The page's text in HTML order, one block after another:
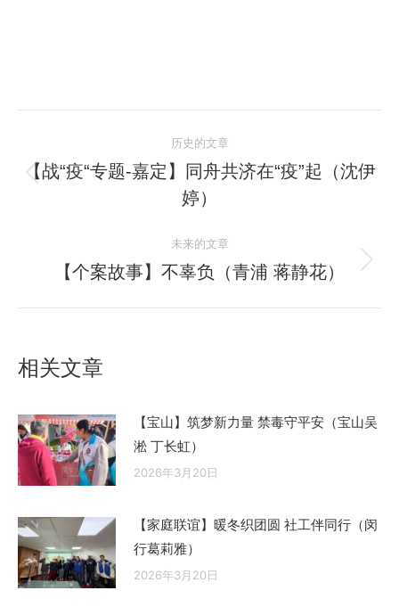
章
历史的文章
历
史
章：
【战“疫“专题-嘉定】同舟共济在“疫”起（沈伊
婷）
未来的文章
未
【个案故事】不辜负（青浦 蒋静花）
相关文章
【宝山】筑梦新力量 禁毒守平安（宝山吴
淞 丁长虹）
2026年3月20日
【家庭联谊】暖冬织团圆 社工伴同行（闵
行葛莉雅）
2026年3月20日